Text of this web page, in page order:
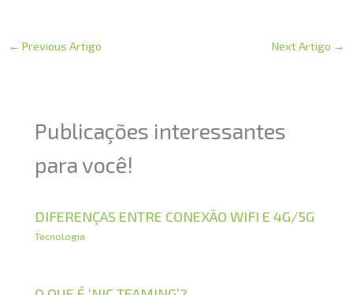
← Previous Artigo Next Artigo →
Publicações interessantes
para você!
DIFERENÇAS ENTRE CONEXÃO WIFI E 4G/5G
Tecnologia